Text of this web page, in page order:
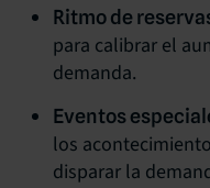
Ritmo de
para calibrar el
demanda.
Eventos
los
disparar la